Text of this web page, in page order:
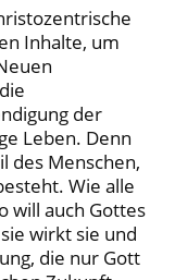
Inhalte, um
der
Leben. Denn
des Menschen,
Wie alle
will auch Gottes
wirkt sie und
die nur Gott